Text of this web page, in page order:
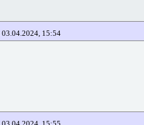
03.04.2024, 15:54